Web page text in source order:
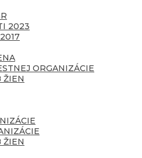
2023
ORGANIZÁCIE
ŽIEN
ŽIEN